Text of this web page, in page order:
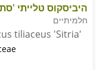
טלייתי 'סתריה'
Hibiscus